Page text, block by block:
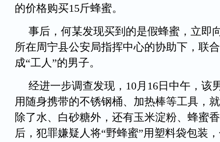
的价格购买15斤蜂蜜。
事后，何某发现买到的是假蜂蜜，立即
所在周宁县公安局指挥中心的协助下，联
成“工人”的男子。
经进一步调查发现，10月16日中午，该
用随身携带的不锈钢桶、加热棒等工具，
除了水、白砂糖外，还有玉米淀粉、蜂蜜
后，犯罪嫌疑人将“野蜂蜜”用塑料袋包装